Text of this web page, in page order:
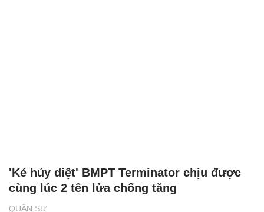
QUÂN SỰ
'Kẻ hủy diệt' BMPT Terminator chịu được
cùng lúc 2 tên lửa chống tăng